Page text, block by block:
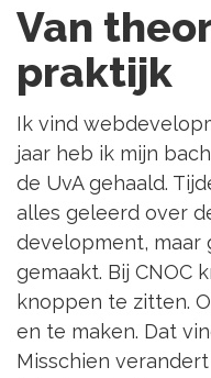
Van
praktijk
Ik vind
jaar heb ik mijn
de UvA gehaald.
alles geleerd over
development, maar
gemaakt. Bij CNOC
knoppen te zitten.
en te maken. Dat
Misschien